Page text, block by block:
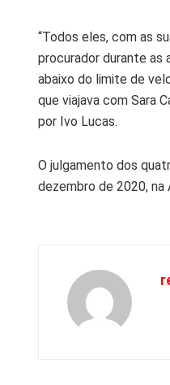
“Todos eles, com as
procurador durante as
abaixo do limite de
que viajava com Sara
por Ivo Lucas.
O julgamento dos
dezembro de 2020,